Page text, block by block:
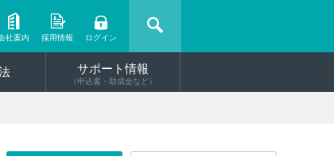
社案内 採用情報 ログイン
サポート情報
（申込書・助成金など）